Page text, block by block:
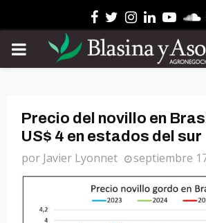
Facebook
Twitter
Instagram
PRIMARY
Precio del novillo en
US$ 4 en estados del sur
por Javier Lyonnet septiembre